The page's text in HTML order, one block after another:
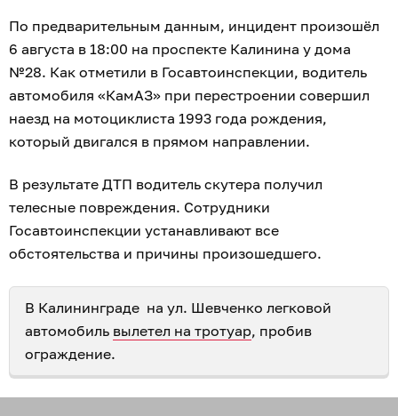
По предварительным данным, инцидент произошёл
6 августа в 18:00 на проспекте Калинина у дома
№28. Как отметили в Госавтоинспекции, водитель
автомобиля «КамАЗ» при перестроении совершил
наезд на мотоциклиста 1993 года рождения,
который двигался в прямом направлении.
В результате ДТП водитель скутера получил
телесные повреждения. Сотрудники
Госавтоинспекции устанавливают все
обстоятельства и причины произошедшего.
В Калининграде на ул. Шевченко легковой
автомобиль вылетел на тротуар, пробив
ограждение.